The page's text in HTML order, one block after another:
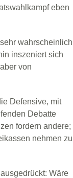
eben
wahrscheinlich
inszeniert sich
von
Defensive, mit
Debatte
fordern andere;
nehmen zu
Wäre